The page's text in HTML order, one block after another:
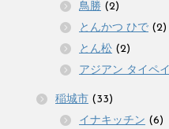
鳥勝 (2)
とんかつ ひで (2)
とん松 (2)
アジアン タイペイ
稲城市 (33)
イナキッチン (6)